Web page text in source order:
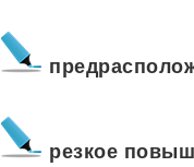
резкое